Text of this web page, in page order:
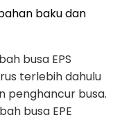
baku dan
busa EPS
terlebih dahulu
penghancur busa.
busa EPE